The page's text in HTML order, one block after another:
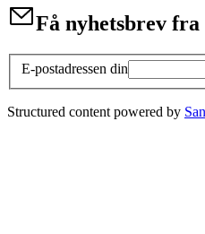
Få nyhetsbrev fra
E-postadressen din
Structured content powered by